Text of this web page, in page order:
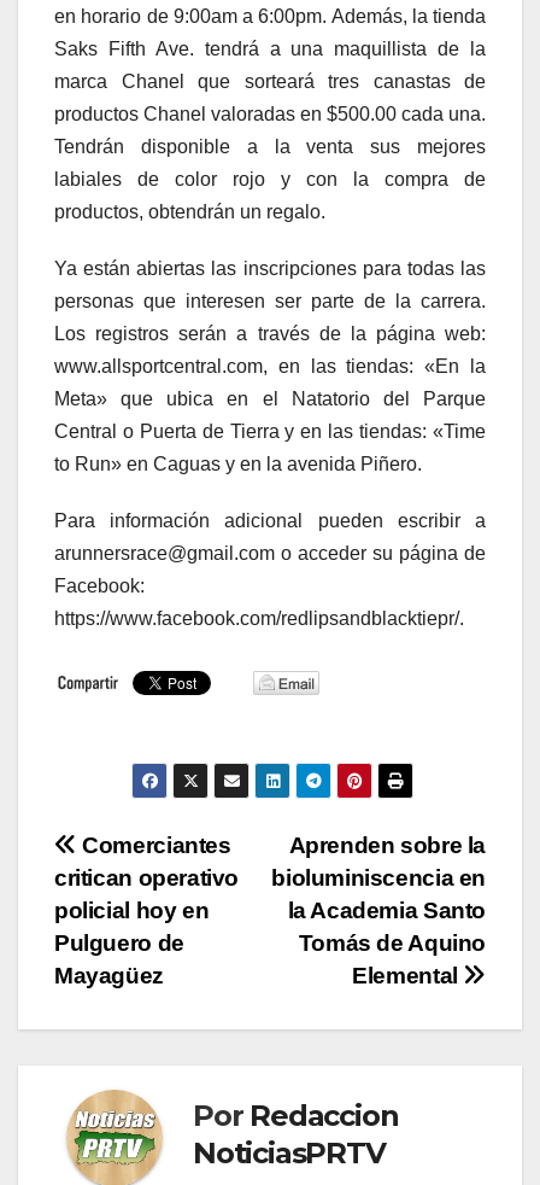
en horario de 9:00am a 6:00pm. Además, la tienda
Saks Fifth Ave. tendrá a una maquillista de la
marca Chanel que sorteará tres canastas de
productos Chanel valoradas en $500.00 cada una.
Tendrán disponible a la venta sus mejores
labiales de color rojo y con la compra de
productos, obtendrán un regalo.
Ya están abiertas las inscripciones para todas las
personas que interesen ser parte de la carrera.
Los registros serán a través de la página web:
www.allsportcentral.com, en las tiendas: «En la
Meta» que ubica en el Natatorio del Parque
Central o Puerta de Tierra y en las tiendas: «Time
to Run» en Caguas y en la avenida Piñero.
Para información adicional pueden escribir a
arunnersrace@gmail.com o acceder su página de
Facebook:
https://www.facebook.com/redlipsandblacktiepr/.
Navegación
de
entradas
Aprenden sobre la
bioluminiscencia en
la Academia Santo
Tomás de Aquino
Elemental
Comerciantes
critican operativo
policial hoy en
Pulguero de
Mayagüez
Por Redaccion
NoticiasPRTV